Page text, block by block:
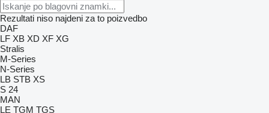
Rezultati niso najdeni za to poizvedbo
DAF
LF XB XD XF XG
Stralis
M-Series
N-Series
LB STB XS
S 24
MAN
LE TGM TGS